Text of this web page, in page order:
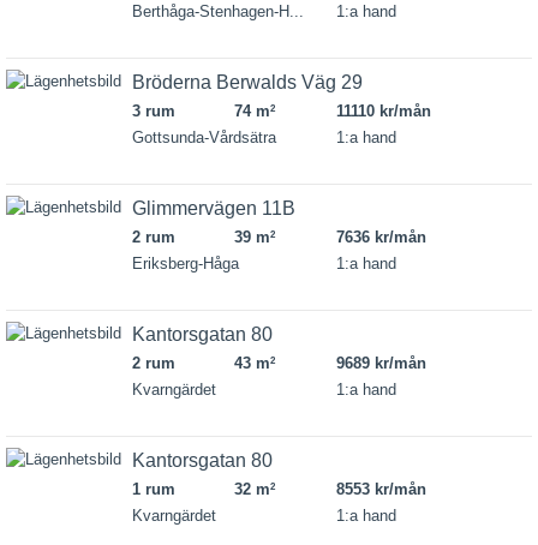
Berthåga-Stenhagen-H...
1:a hand
Bröderna Berwalds Väg 29
3 rum 74 m2
11110 kr/mån
Gottsunda-Vårdsätra
1:a hand
Glimmervägen 11B
2 rum 39 m2
7636 kr/mån
Eriksberg-Håga
1:a hand
Kantorsgatan 80
2 rum 43 m2
9689 kr/mån
Kvarngärdet
1:a hand
Kantorsgatan 80
1 rum 32 m2
8553 kr/mån
Kvarngärdet
1:a hand